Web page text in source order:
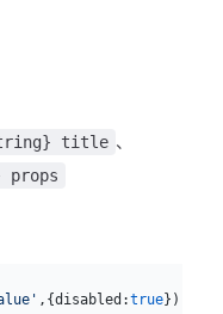
title 、
,{disabled:true})